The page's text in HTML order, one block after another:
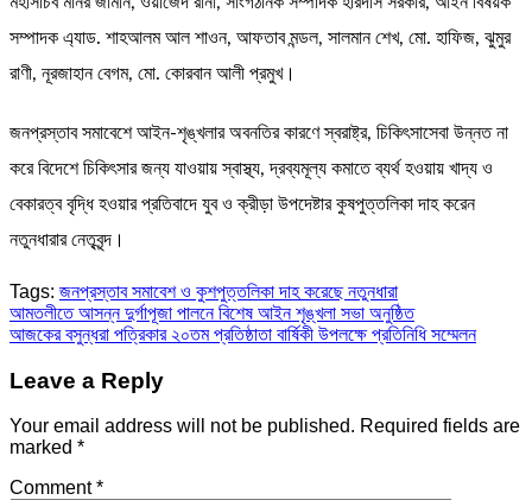
সম্পাদক এ্যাড. শাহআলম আল শাওন, আফতাব মন্ডল, সালমান শেখ, মো. হাফিজ, ঝুমুর
রাণী, নূরজাহান বেগম, মো. কোরবান আলী প্রমুখ।
জনপ্রস্তাব সমাবেশে আইন-শৃঙ্খলার অবনতির কারণে স্বরাষ্ট্র, চিকিৎসাসেবা উন্নত না
করে বিদেশে চিকিৎসার জন্য যাওয়ায় স্বাস্থ্য, দ্রব্যমূল্য কমাতে ব্যর্থ হওয়ায় খাদ্য ও
বেকারত্ব বৃদ্ধি হওয়ার প্রতিবাদে যুব ও ক্রীড়া উপদেষ্টার কুষপুত্তলিকা দাহ করেন
নতুনধারার নেতৃবৃন্দ।
Tags: জনপ্রস্তাব সমাবেশ ও কুশপুত্তলিকা দাহ করেছে নতুনধারা
Post
navigation
আমতলীতে আসন্ন দুর্গাপূজা পালনে বিশেষ আইন শৃঙ্খলা সভা অনুষ্ঠিত
আজকের বসুন্ধরা পত্রিকার ২০তম প্রতিষ্ঠাতা বার্ষিকী উপলক্ষে প্রতিনিধি সম্মেলন
Leave a Reply
Your email address will not be published. Required fields are
marked *
Comment*